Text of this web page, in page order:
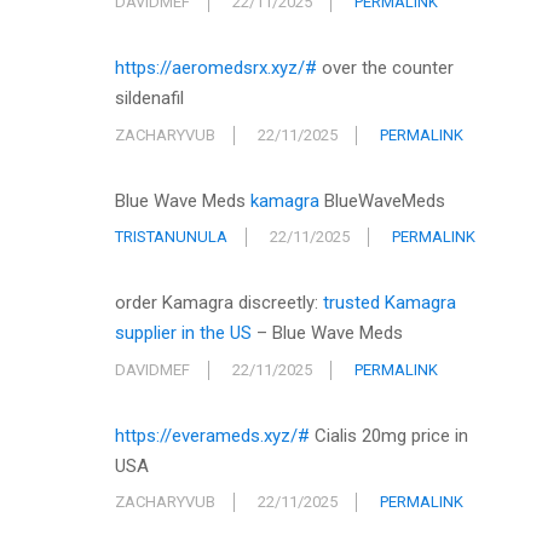
https://aeromedsrx.xyz/# over the counter
sildenafil
ZACHARYVUB 22/11/2025 PERMALINK
Blue Wave Meds kamagra BlueWaveMeds
TRISTANUNULA 22/11/2025 PERMALINK
order Kamagra discreetly: trusted Kamagra
supplier in the US – Blue Wave Meds
DAVIDMEF 22/11/2025 PERMALINK
https://everameds.xyz/# Cialis 20mg price in
USA
ZACHARYVUB 22/11/2025 PERMALINK